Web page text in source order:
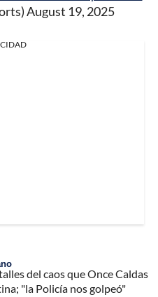
August 19, 2025
del caos que Once Caldas
"la Policía nos golpeó"